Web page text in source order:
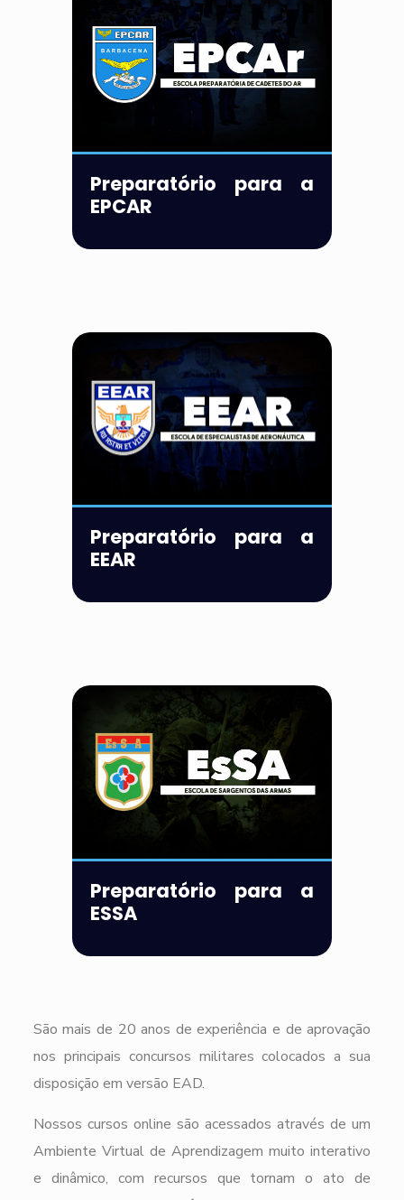
Preparatório para a
EPCAR
Preparatório para a
EEAR
Preparatório para a
ESSA
São mais de 20 anos de experiência e de aprovação
nos principais concursos militares colocados a sua
disposição em versão EAD.
Nossos cursos online são acessados através de um
Ambiente Virtual de Aprendizagem muito interativo
e dinâmico, com recursos que tornam o ato de